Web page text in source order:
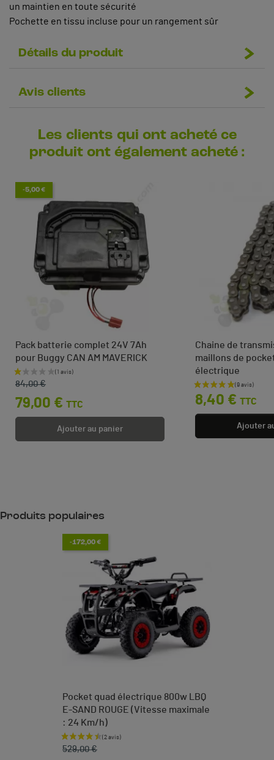
un maintien en toute sécurité
Pochette en tissu incluse pour un rangement sûr
Détails du produit
Avis clients
Les clients qui ont acheté ce
produit ont également acheté :
-5,00 €
Pack batterie complet 24V 7Ah
pour Buggy CAN AM MAVERICK
Prix de base
84,00 €
Prix
79,00 € TTC
Ajouter au panier
Chaine de
maillons de
électrique
Prix
8,40 € TTC
Ajouter
Produits populaires
-172,00 €
Pocket quad électrique 800w LBQ
E-SAND ROUGE (Vitesse maximale
: 24 Km/h)
Prix de base
529,00 €
Prix